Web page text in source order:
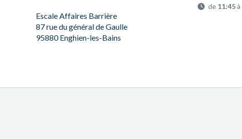
Escale Affaires Barrière
87 rue du général de Gaulle
95880 Enghien-les-Bains
de 11:45à